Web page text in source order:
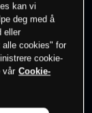
kan vi
deg med å
eller
alle cookies" for
cookie-
vår Cookie-